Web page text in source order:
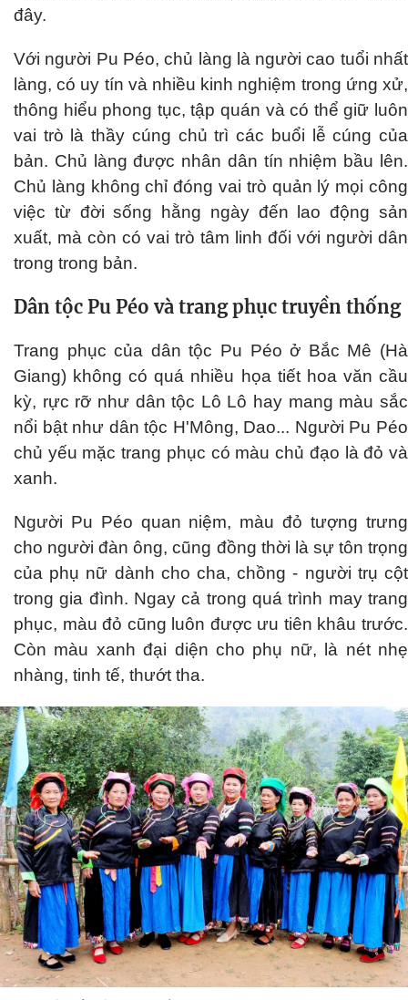
đây.
Với người Pu Péo, chủ làng là người cao tuổi nhất
làng, có uy tín và nhiều kinh nghiệm trong ứng xử,
thông hiểu phong tục, tập quán và có thể giữ luôn
vai trò là thầy cúng chủ trì các buổi lễ cúng của
bản. Chủ làng được nhân dân tín nhiệm bầu lên.
Chủ làng không chỉ đóng vai trò quản lý mọi công
việc từ đời sống hằng ngày đến lao động sản
xuất, mà còn có vai trò tâm linh đối với người dân
trong trong bản.
Dân tộc Pu Péo và trang phục truyền thống
Trang phục của dân tộc Pu Péo ở Bắc Mê (Hà
Giang) không có quá nhiều họa tiết hoa văn cầu
kỳ, rực rỡ như dân tộc Lô Lô hay mang màu sắc
nổi bật như dân tộc H'Mông, Dao... Người Pu Péo
chủ yếu mặc trang phục có màu chủ đạo là đỏ và
xanh.
Người Pu Péo quan niệm, màu đỏ tượng trưng
cho người đàn ông, cũng đồng thời là sự tôn trọng
của phụ nữ dành cho cha, chồng - người trụ cột
trong gia đình. Ngay cả trong quá trình may trang
phục, màu đỏ cũng luôn được ưu tiên khâu trước.
Còn màu xanh đại diện cho phụ nữ, là nét nhẹ
nhàng, tinh tế, thướt tha.